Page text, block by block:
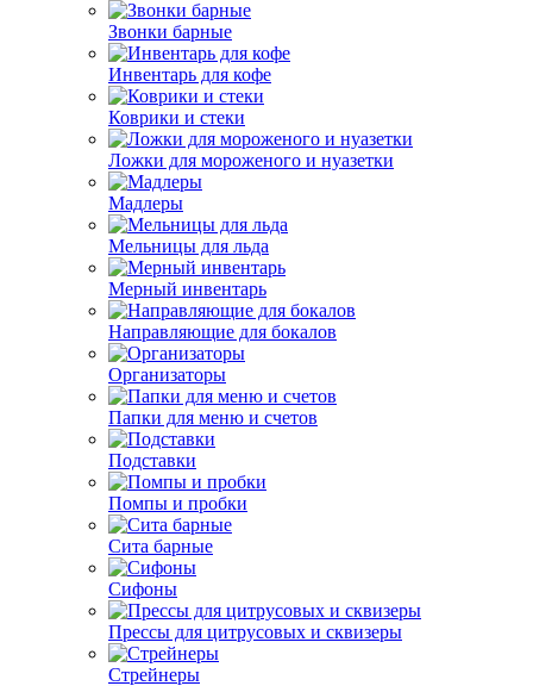
Звонки барные
Инвентарь для кофе
Коврики и стеки
Ложки для мороженого и нуазетки
Мадлеры
Мельницы для льда
Мерный инвентарь
Направляющие для бокалов
Организаторы
Папки для меню и счетов
Подставки
Помпы и пробки
Сита барные
Сифоны
Прессы для цитрусовых и сквизеры
Стрейнеры